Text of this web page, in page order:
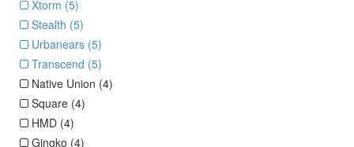
Xtorm (5)
Stealth (5)
Urbanears (5)
Transcend (5)
Native Union (4)
Square (4)
HMD (4)
Gingko (4)